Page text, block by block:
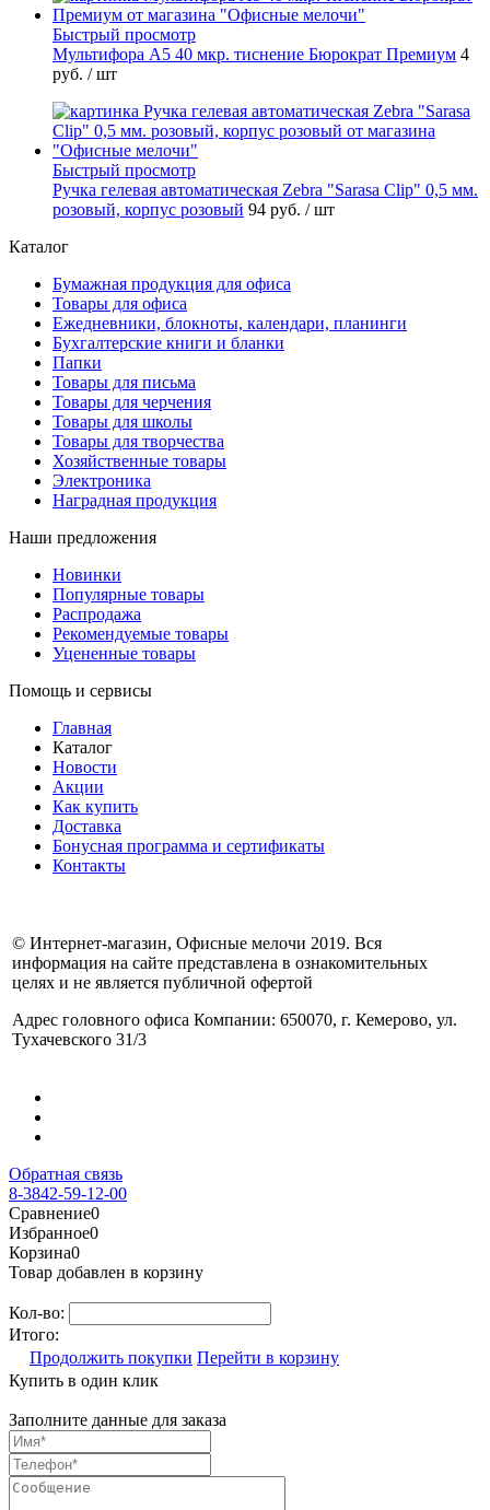
Быстрый просмотр
Мультифора А5 40 мкр. тиснение Бюрократ Премиум 4
руб. / шт
Быстрый просмотр
Ручка гелевая автоматическая Zebra "Sarasa Clip" 0,5 мм.
розовый, корпус розовый 94 руб. / шт
Каталог
Бумажная продукция для офиса
Товары для офиса
Ежедневники, блокноты, календари, планинги
Бухгалтерские книги и бланки
Папки
Товары для письма
Товары для черчения
Товары для школы
Товары для творчества
Хозяйственные товары
Электроника
Наградная продукция
Наши предложения
Новинки
Популярные товары
Распродажа
Рекомендуемые товары
Уцененные товары
Помощь и сервисы
Главная
Каталог
Новости
Акции
Как купить
Доставка
Бонусная программа и сертификаты
Контакты
© Интернет-магазин, Офисные мелочи 2019. Вся
информация на сайте представлена в ознакомительных
целях и не является публичной офертой
Адрес головного офиса Компании: 650070, г. Кемерово, ул.
Тухачевского 31/3
Обратная связь
8-3842-59-12-00
Сравнение0
Избранное0
Корзина0
Товар добавлен в корзину
Кол-во:
Итого:
Продолжить покупки Перейти в корзину
Купить в один клик
Заполните данные для заказа